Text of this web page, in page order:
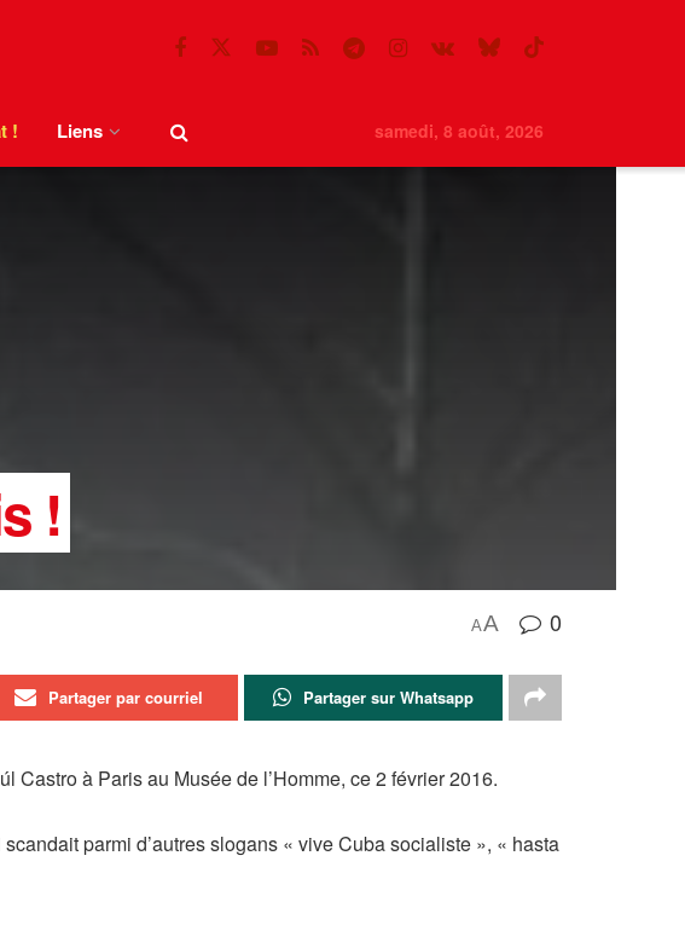
! Liens samedi, 8 août, 2026
!
AA 0
Partager par courriel Partager sur Whatsapp
à Paris au Musée de l’Homme, ce 2 février 2016.
parmi d’autres slogans « vive Cuba socialiste », « hasta